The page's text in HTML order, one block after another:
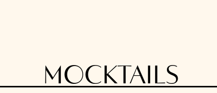
MOCKTAILS